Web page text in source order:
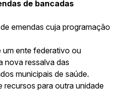
de bancadas
emendas cuja programação
um ente federativo ou
nova ressalva das
municipais de saúde.
recursos para outra unidade